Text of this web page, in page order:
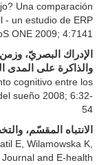
Una comparación
- un estudio de ERP
ONE 2009; 4:7141
الإدراك البصريّ،
والذاكرة على المدى
cognitivo entre los
sueño 2008; 6:32-
54
الانتباه المقسّم،
E, Wilamowska K,
and E-health